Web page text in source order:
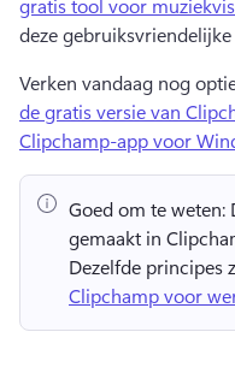
gratis tool voor
deze gebruiksvriendelijke
Verken vandaag nog
de gratis versie van
Clipchamp-app voor
Goed om te weten:
Clipchamp voor